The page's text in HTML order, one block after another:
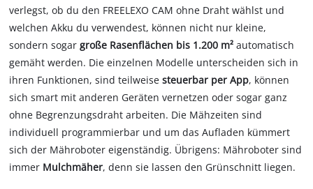
verlegst, ob du den FREELEXO CAM ohne Draht wählst und
welchen Akku du verwendest, können nicht nur kleine,
sondern sogargroße Rasenflächen bis 1.200 m² automatisch
gemäht werden. Die einzelnen Modelle unterscheiden sich in
ihren Funktionen, sind teilweise steuerbar per App, können
sich smart mit anderen Geräten vernetzen oder sogar ganz
ohne Begrenzungsdraht arbeiten. Die Mähzeiten sind
individuell programmierbar und um das Aufladen kümmert
sich der Mähroboter eigenständig. Übrigens: Mähroboter sind
immer Mulchmäher, denn sie lassen den Grünschnitt liegen.